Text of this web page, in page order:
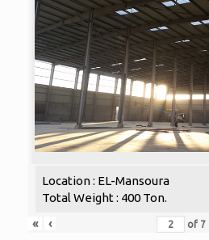
Location : EL-Mansoura
Total Weight : 400 Ton.
«
‹ of 7